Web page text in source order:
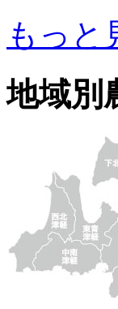
もっと
地域別